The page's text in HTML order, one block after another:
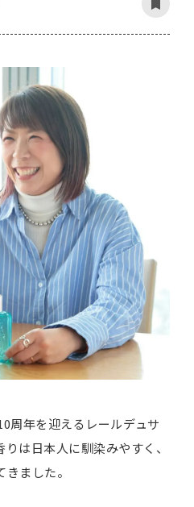
周年を迎えるレールデュサ
は日本人に馴染みやすく、
ました。